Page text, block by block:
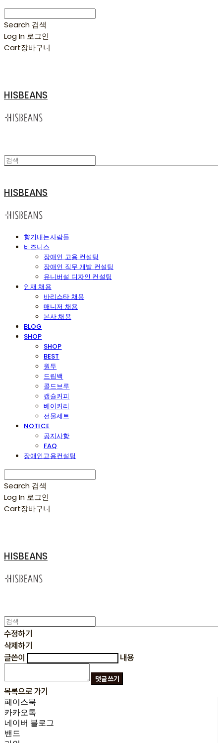
Search 검색
Log In 로그인
Cart장바구니
HISBEANS
HISBEANS
향기내는사람들
비즈니스
장애인 고용 컨설팅
장애인 직무 개발 컨설팅
유니버설 디자인 컨설팅
인재 채용
바리스타 채용
매니저 채용
본사 채용
BLOG
SHOP
SHOP
BEST
원두
드립백
콜드브루
캡슐커피
베이커리
선물세트
NOTICE
공지사항
FAQ
장애인고용컨설팅
Search 검색
Log In 로그인
Cart장바구니
HISBEANS
수정하기
삭제하기
글쓴이
내용
댓글 쓰기
목록으로 가기
페이스북
카카오톡
네이버 블로그
밴드